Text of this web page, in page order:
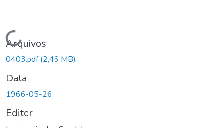
Carregando...
Arquivos
0403.pdf(2,46 MB)
Data
1966-05-26
Editor